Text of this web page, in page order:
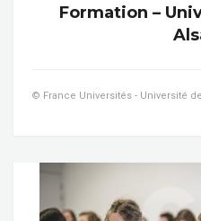
Formation –
© France Universités - Université